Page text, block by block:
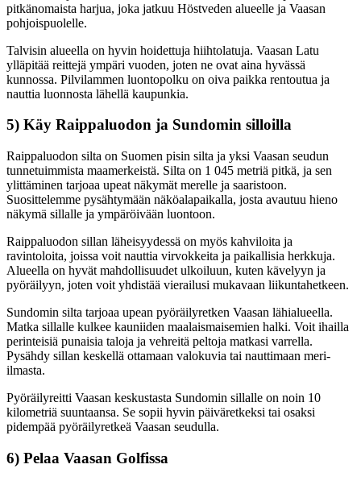
pitkänomaista harjua, joka jatkuu Höstveden alueelle ja Vaasan
pohjoispuolelle.
Talvisin alueella on hyvin hoidettuja hiihtolatuja. Vaasan Latu
ylläpitää reittejä ympäri vuoden, joten ne ovat aina hyvässä
kunnossa. Pilvilammen luontopolku on oiva paikka rentoutua ja
nauttia luonnosta lähellä kaupunkia.
5) Käy Raippaluodon ja Sundomin silloilla
Raippaluodon silta on Suomen pisin silta ja yksi Vaasan seudun
tunnetuimmista maamerkeistä. Silta on 1 045 metriä pitkä, ja sen
ylittäminen tarjoaa upeat näkymät merelle ja saaristoon.
Suosittelemme pysähtymään näköalapaikalla, josta avautuu hieno
näkymä sillalle ja ympäröivään luontoon.
Raippaluodon sillan läheisyydessä on myös kahviloita ja
ravintoloita, joissa voit nauttia virvokkeita ja paikallisia herkkuja.
Alueella on hyvät mahdollisuudet ulkoiluun, kuten kävelyyn ja
pyöräilyyn, joten voit yhdistää vierailusi mukavaan liikuntahetkeen.
Sundomin silta tarjoaa upean pyöräilyretken Vaasan lähialueella.
Matka sillalle kulkee kauniiden maalaismaisemien halki. Voit ihailla
perinteisiä punaisia taloja ja vehreitä peltoja matkasi varrella.
Pysähdy sillan keskellä ottamaan valokuvia tai nauttimaan meri-
ilmasta.
Pyöräilyreitti Vaasan keskustasta Sundomin sillalle on noin 10
kilometriä suuntaansa. Se sopii hyvin päiväretkeksi tai osaksi
pidempää pyöräilyretkeä Vaasan seudulla.
6) Pelaa Vaasan Golfissa